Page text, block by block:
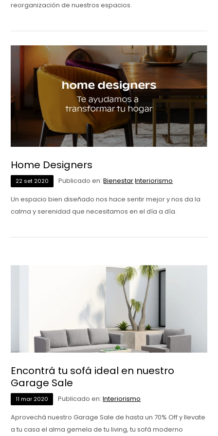
reorganización de nuestros espacios.
Home Designers
22 set 2020 Publicado en:BienestarInteriorismo
Un espacio bien diseñado nos hace sentir mejor y nos da la
calma y serenidad que necesitamos en el día a día.
Encontrá tu sofá ideal en nuestro
Garage Sale
11 mar 2020 Publicado en:Interiorismo
Aprovechá nuestro Garage Sale de hasta un 70% Off y llevate
a tu casa el alma gemela de tu living, tu sofá moderno